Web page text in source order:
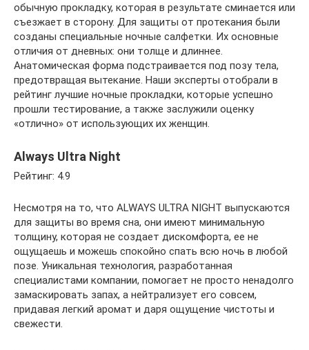
обычную прокладку, которая в результате сминается или
съезжает в сторону. Для защиты от протекания были
созданы специальные ночные салфетки. Их основные
отличия от дневных: они толще и длиннее.
Анатомическая форма подстраивается под позу тела,
предотвращая вытекание. Наши эксперты отобрали в
рейтинг лучшие ночные прокладки, которые успешно
прошли тестирование, а также заслужили оценку
«отлично» от использующих их женщин.
Always Ultra Night
Рейтинг: 4.9
Несмотря на то, что ALWAYS ULTRA NIGHT выпускаются
для защиты во время сна, они имеют минимальную
толщину, которая не создает дискомфорта, ее не
ощущаешь и можешь спокойно спать всю ночь в любой
позе. Уникальная технология, разработанная
специалистами компании, помогает не просто ненадолго
замаскировать запах, а нейтрализует его совсем,
придавая легкий аромат и даря ощущение чистоты и
свежести.